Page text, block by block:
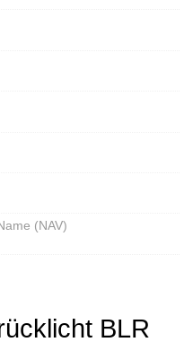
(NAV)
BLR